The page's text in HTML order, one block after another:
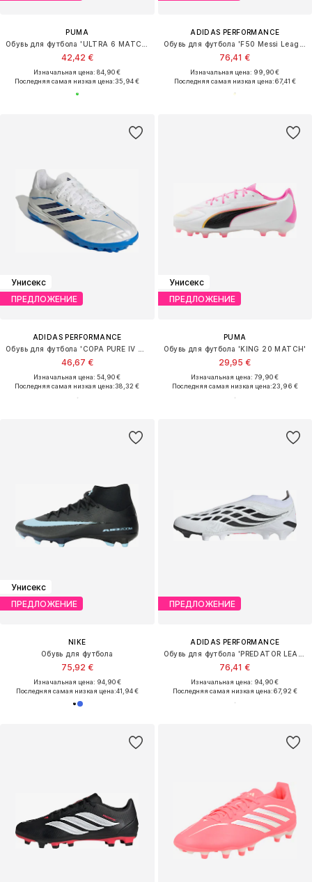
PUMA
42,42 €
Изначальная цена: 84,90 €
Последняя самая низкая цена:35,94 €
ADIDAS PERFORMANCE
76,41 €
Изначальная цена: 99,90 €
Последняя самая низкая цена:67,41 €
Унисекс
ПРЕДЛОЖЕНИЕ
ADIDAS PERFORMANCE
46,67 €
Изначальная цена: 54,90 €
Последняя самая низкая цена:38,32 €
Унисекс
ПРЕДЛОЖЕНИЕ
PUMA
Обувь для футбола 'KING 20 MATCH'
29,95 €
Изначальная цена: 79,90 €
Последняя самая низкая цена:23,96 €
Унисекс
ПРЕДЛОЖЕНИЕ
NIKE
Обувь для футбола
75,92 €
Изначальная цена: 94,90 €
Последняя самая низкая цена:41,94 €
ПРЕДЛОЖЕНИЕ
ADIDAS PERFORMANCE
76,41 €
Изначальная цена: 94,90 €
Последняя самая низкая цена:67,92 €